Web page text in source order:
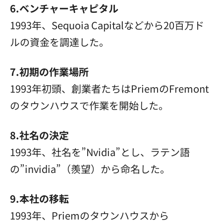
6.ベンチャーキャピタル
1993年、Sequoia Capitalなどから20百万ド
ルの資金を調達した。
7.初期の作業場所
1993年初頭、創業者たちはPriemのFremont
のタウンハウスで作業を開始した。
8.社名の決定
1993年、社名を”Nvidia”とし、ラテン語
の”invidia”（羨望）から命名した。
9.本社の移転
1993年、Priemのタウンハウスから